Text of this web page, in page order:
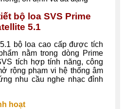
bộ loa SVS Prime
5.1
bộ loa cao cấp được tích
nằm trong dòng Prime
tích hợp tính năng, công
rộng phạm vi hệ thống âm
nhu cầu nghe nhạc đỉnh
hoạt